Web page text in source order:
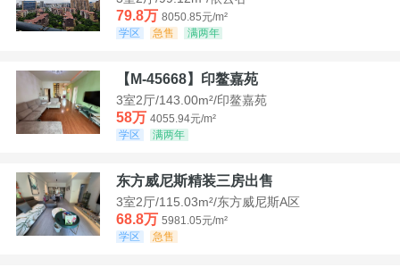
79.8万 8050.85元/m²
学区
急售 满两年
【M-45668】印鳌嘉苑
3室2厅/143.00m²/印鳌嘉苑
58万 4055.94元/m²
学区
满两年
东方威尼斯精装三房出售
3室2厅/115.03m²/东方威尼斯A区
68.8万 5981.05元/m²
学区
急售